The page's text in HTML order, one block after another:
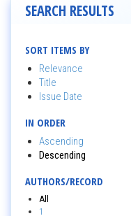
SEARCH RESULTS
SORT ITEMS BY
Relevance
Title
Issue Date
IN ORDER
Ascending
Descending
AUTHORS/RECORD
All
1